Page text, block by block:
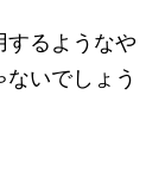
するようなや
いでしょう